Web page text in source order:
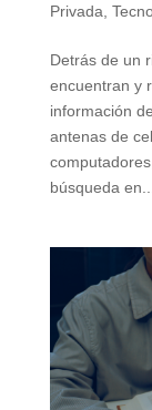
Privada
Detrás de un
encuentran y
información
antenas de
búsqueda en...